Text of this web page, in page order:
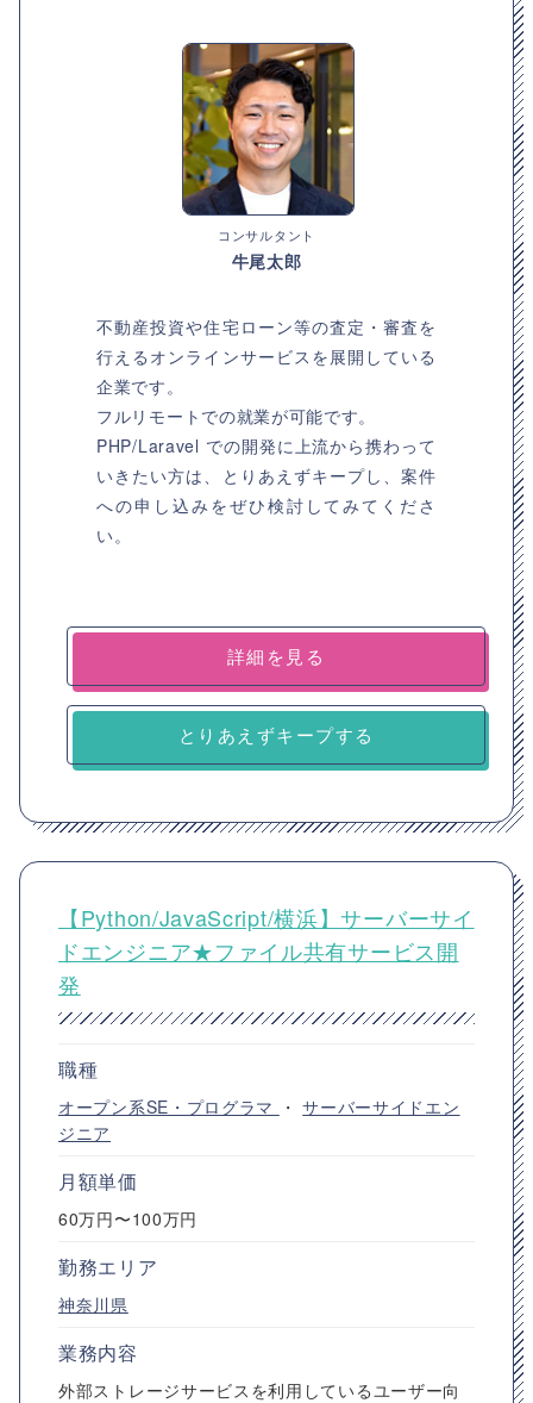
コンサルタント
牛尾太郎
不動産投資や住宅ローン等の査定・審査を
行えるオンラインサービスを展開している
企業です。
フルリモートでの就業が可能です。
PHP/Laravel での開発に上流から携わって
いきたい方は、とりあえずキープし、案件
への申し込みをぜひ検討してみてくださ
い。
詳細を見る
とりあえずキープする
【Python/JavaScript/横浜】サーバーサイ
ドエンジニア★ファイル共有サービス開
発
職種
オープン系SE・プログラマ ・サーバーサイドエン
ジニア
月額単価
60万円〜100万円
勤務エリア
神奈川県
業務内容
外部ストレージサービスを利用しているユーザー向